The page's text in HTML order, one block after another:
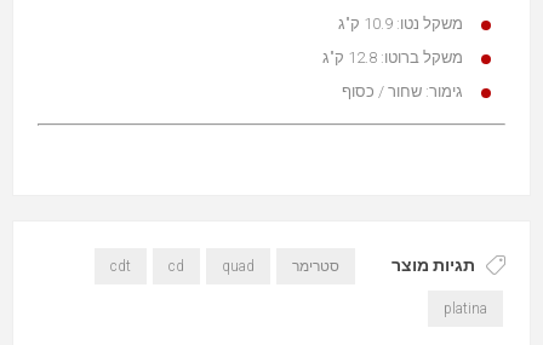
משקל נטו: 10.9 ק"ג
משקל ברוטו: 12.8 ק"ג
גימור: שחור / כסוף
תגיות מוצר סטרימר quad
cd
cdt
platina